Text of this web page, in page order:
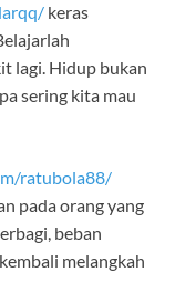
keras
lagi. Hidup bukan
sering kita mau
ratubola88/
pada orang yang
beban
melangkah